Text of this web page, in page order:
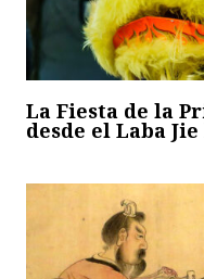
La Fiesta de la
desde el Laba